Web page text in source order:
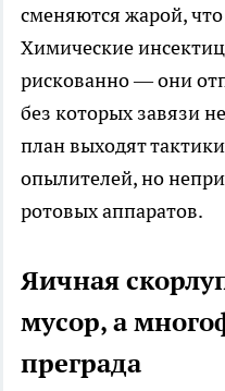
сменяются жарой,
Химические
рискованно — они
без которых завязи
план выходят
опылителей, но
ротовых аппаратов.
Яичная
мусор, а
преграда